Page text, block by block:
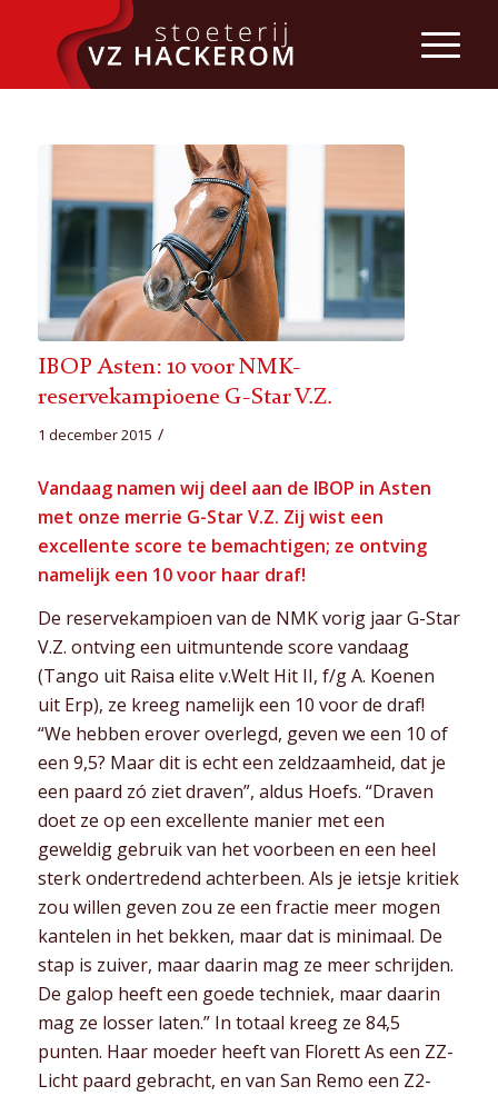
IBOP Asten: 10 voor NMK-
reservekampioene G-Star V.Z.
1 december 2015 /
Vandaag namen wij deel aan de IBOP in Asten
met onze merrie G-Star V.Z. Zij wist een
excellente score te bemachtigen; ze ontving
namelijk een 10 voor haar draf!
De reservekampioen van de NMK vorig jaar G-Star
V.Z. ontving een uitmuntende score vandaag
(Tango uit Raisa elite v.Welt Hit II, f/g A. Koenen
uit Erp), ze kreeg namelijk een 10 voor de draf!
“We hebben erover overlegd, geven we een 10 of
een 9,5? Maar dit is echt een zeldzaamheid, dat je
een paard zó ziet draven”, aldus Hoefs. “Draven
doet ze op een excellente manier met een
geweldig gebruik van het voorbeen en een heel
sterk ondertredend achterbeen. Als je ietsje kritiek
zou willen geven zou ze een fractie meer mogen
kantelen in het bekken, maar dat is minimaal. De
stap is zuiver, maar daarin mag ze meer schrijden.
De galop heeft een goede techniek, maar daarin
mag ze losser laten.” In totaal kreeg ze 84,5
punten. Haar moeder heeft van Florett As een ZZ-
Licht paard gebracht, en van San Remo een Z2-